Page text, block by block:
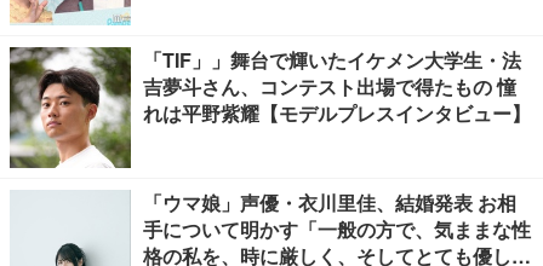
「TIF」」舞台で輝いたイケメン大学生・法
吉夢斗さん、コンテスト出場で得たもの 憧
れは平野紫耀【モデルプレスインタビュー】
「ウマ娘」声優・衣川里佳、結婚発表 お相
手について明かす「一般の方で、気ままな性
格の私を、時に厳しく、そしてとても優し